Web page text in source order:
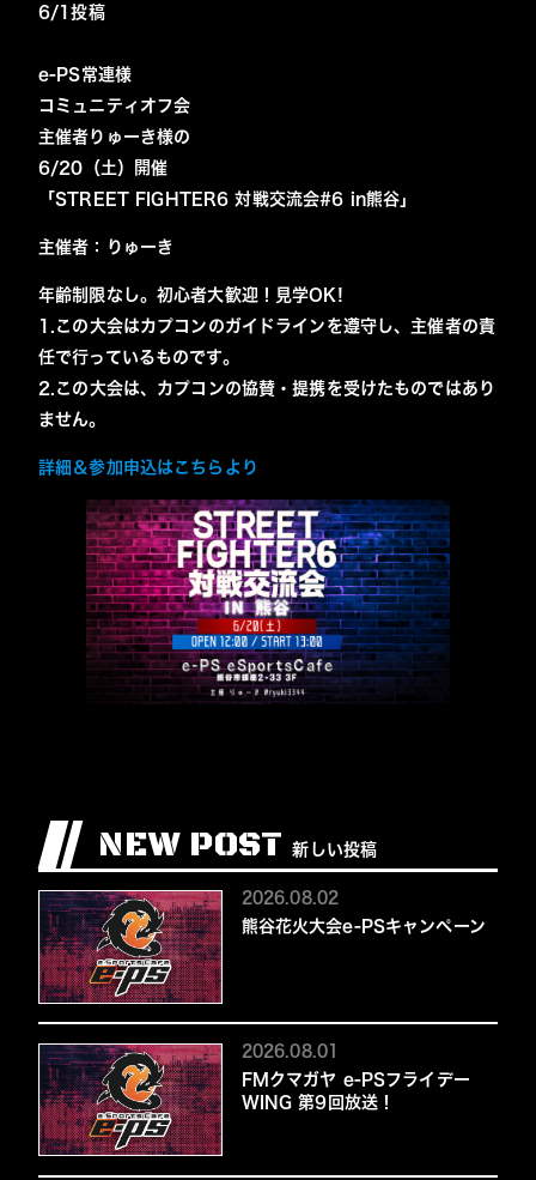
6/1投稿
e-PS常連様
コミュニティオフ会
主催者りゅーき様の
6/20（土）開催
「STREET FIGHTER6 対戦交流会#6 in熊谷」
主催者： りゅーき
年齢制限なし。初心者大歓迎！見学OK!
1.この大会はカプコンのガイドラインを遵守し、主催者の責
任で行っているものです。
2.この大会は、カプコンの協賛・提携を受けたものではあり
ません。
詳細＆参加申込はこちらより
NEW POST 新しい投稿
2026.08.02
熊谷花火大会e-PSキャンペーン
2026.08.01
FMクマガヤ e-PSフライデー
WING 第9回放送！